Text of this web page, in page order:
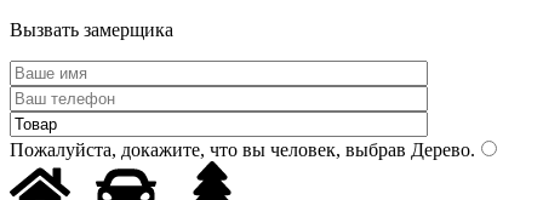
Вызвать замерщика
Пожалуйста, докажите, что вы человек, выбрав Дерево.